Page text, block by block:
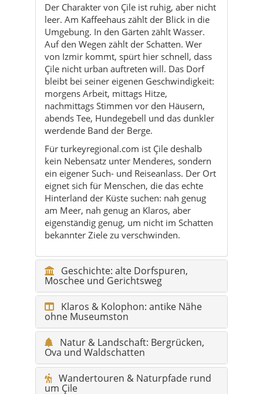
Der Charakter von Çile ist ruhig, aber nicht
leer. Am Kaffeehaus zählt der Blick in die
Umgebung. In den Gärten zählt Wasser.
Auf den Wegen zählt der Schatten. Wer
von Izmir kommt, spürt hier schnell, dass
Çile nicht urban auftreten will. Das Dorf
bleibt bei seiner eigenen Geschwindigkeit:
morgens Arbeit, mittags Hitze,
nachmittags Stimmen vor den Häusern,
abends Tee, Hundegebell und das dunkler
werdende Band der Berge.
Für turkeyregional.com ist Çile deshalb
kein Nebensatz unter Menderes, sondern
ein eigener Such- und Reiseanlass. Der Ort
eignet sich für Menschen, die das echte
Hinterland der Küste suchen: nah genug
am Meer, nah genug an Klaros, aber
eigenständig genug, um nicht im Schatten
bekannter Ziele zu verschwinden.
Geschichte: alte Dorfspuren,
Moschee und Gerichtsweg
Klaros & Kolophon: antike Nähe
ohne Museumston
Natur & Landschaft: Bergrücken,
Ova und Waldschatten
Wandertouren & Naturpfade rund
um Çile